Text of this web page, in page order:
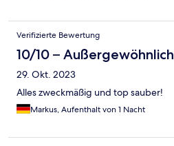
Verifizierte Bewertung
10/10 – Außergewöhnlich
29. Okt. 2023
Alles zweckmäßig und top sauber!
Markus, Aufenthalt von 1 Nacht